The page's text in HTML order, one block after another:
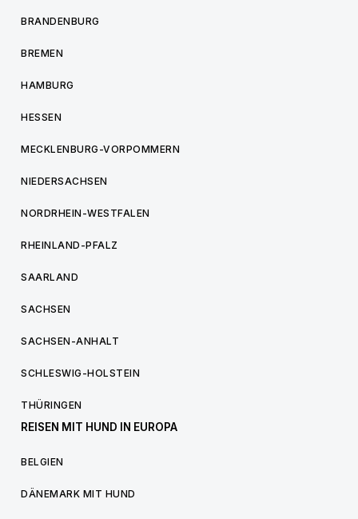
BRANDENBURG
BREMEN
HAMBURG
HESSEN
MECKLENBURG-VORPOMMERN
NIEDERSACHSEN
NORDRHEIN-WESTFALEN
RHEINLAND-PFALZ
SAARLAND
SACHSEN
SACHSEN-ANHALT
SCHLESWIG-HOLSTEIN
THÜRINGEN
REISEN MIT HUND IN EUROPA
BELGIEN
DÄNEMARK MIT HUND